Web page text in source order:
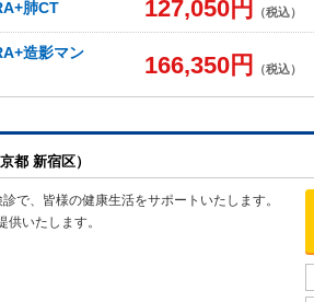
肺CT 127,050円 （税込）
造影マン
166,350円 （税込）
京都 新宿区）
で、皆様の健康生活をサポートいたします。
いたします。